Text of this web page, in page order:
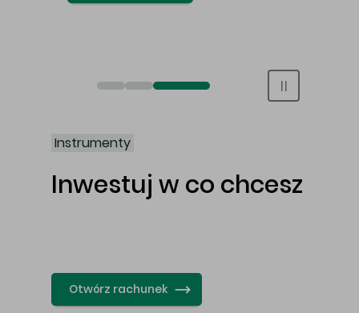
Otwórz rachunek maklerski online
Otwórz konto IKE/IKZE
Świat bez swap i prowizji
Instrumenty
Inwestuj w co chcesz
Otwórz rachunek